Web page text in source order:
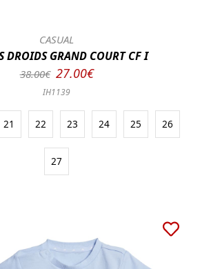
CASUAL
DROIDS GRAND COURT CF I
38.00€ 27.00€
IH1139
21 22 23 24 25 26
27